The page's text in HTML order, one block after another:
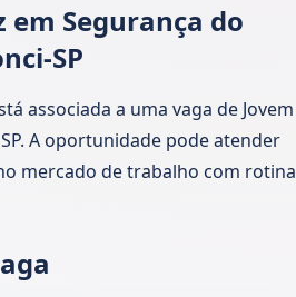
em Segurança do
SP
associada a uma vaga de Jovem
A oportunidade pode atender
mercado de trabalho com rotina